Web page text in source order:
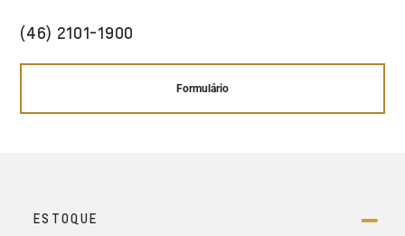
(46) 2101-1900​
Formulário